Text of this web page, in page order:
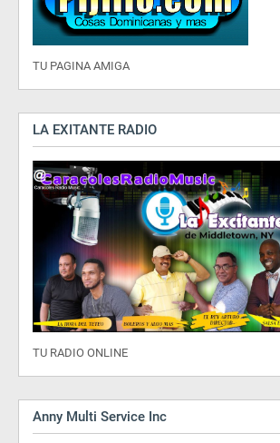
TU PAGINA AMIGA
LA EXITANTE RADIO
TU RADIO ONLINE
Anny Multi Service Inc